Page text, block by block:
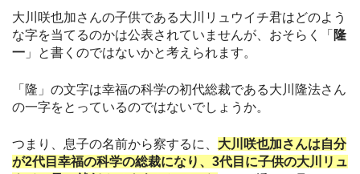
大川咲也加さんの子供である大川リュウイチ君はどのよう
な字を当てるのかは公表されていませんが、おそらく「 隆
一 」と書くのではないかと考えられます。
「隆」の文字は幸福の科学の初代総裁である大川隆法さん
の一字をとっているのではないでしょうか。
つまり、息子の名前から察するに、 大川咲也加さんは自分
が2代目幸福の科学の総裁になり、3代目に子供の大川リュ